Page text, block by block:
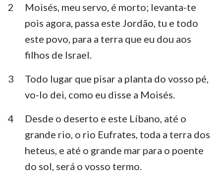
Isaías Jeremias
Lamentações Ezequiel
Daniel
Joel Amós
Obadias Jonas
Miquéias Naum
Habacuque
Ageu Zacarias
2
Moisés, meu servo, é morto; levanta-te
pois agora, passa este Jordão, tu e todo
este povo, para a terra que eu dou aos
filhos de Israel.
3
Todo lugar que pisar a planta do vosso pé,
vo-lo dei, como eu disse a Moisés.
4
Desde o deserto e este Líbano, até o
grande rio, o rio Eufrates, toda a terra dos
heteus, e até o grande mar para o poente
do sol, será o vosso termo.